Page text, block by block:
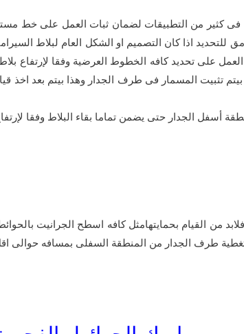
فى كثير من التطبيقات لضمان ثبات العمل على خط
اذا كان التصميم او الشكل العام لبلاط
على تحديد كافه الخطوط العرضية وفقا لإرتفاع
تثبيت المسمار فى طرف الجدار وهذا بيتم بعد اخذ
أسفل الجدار حتى يضمن تماما بقاء البلاط وفقا
من القيام بحمايتهامثل كافه اسطح الجرانيت